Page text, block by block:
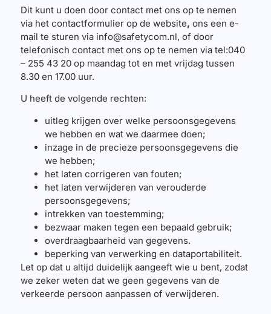
Dit kunt u doen door contact met ons op te nemen
via het contactformulier op de website, ons een e-
mail te sturen via info@safetycom.nl, of door
telefonisch contact met ons op te nemen via tel:040
– 255 43 20 op maandag tot en met vrijdag tussen
8.30 en 17.00 uur.
U heeft de volgende rechten:
uitleg krijgen over welke persoonsgegevens
we hebben en wat we daarmee doen;
inzage in de precieze persoonsgegevens die
we hebben;
het laten corrigeren van fouten;
het laten verwijderen van verouderde
persoonsgegevens;
intrekken van toestemming;
bezwaar maken tegen een bepaald gebruik;
overdraagbaarheid van gegevens.
beperking van verwerking en dataportabiliteit.
Let op dat u altijd duidelijk aangeeft wie u bent, zodat
we zeker weten dat we geen gegevens van de
verkeerde persoon aanpassen of verwijderen.